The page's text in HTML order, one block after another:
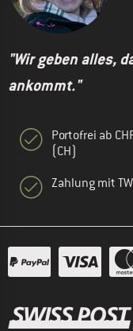
"Wir geben alles,
ankommt."
Portofrei ab
(CH)
Zahlung mit